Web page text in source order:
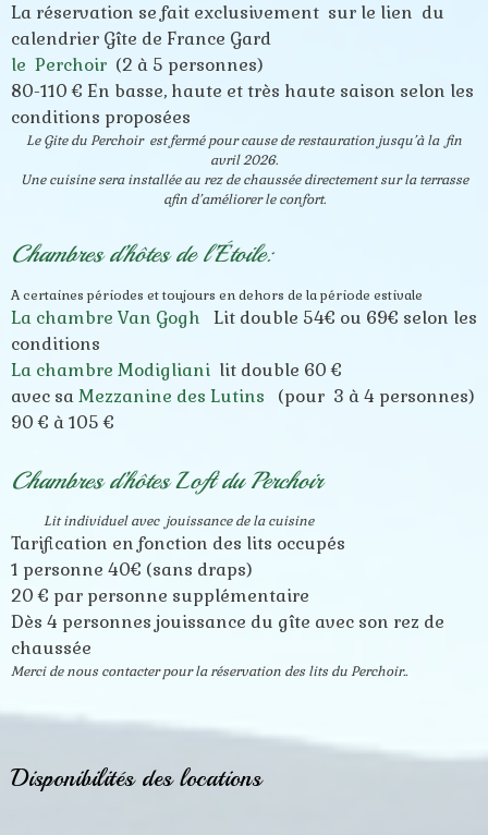
La réservation se fait exclusivement sur le lien du
calendrier Gîte de France Gard
le Perchoir (2 à 5 personnes)
80-110 € En basse, haute et très haute saison selon les
conditions proposées
Le Gite du Perchoir est fermé pour cause de restauration jusqu’à la fin
avril 2026.
Une cuisine sera installée au rez de chaussée directement sur la terrasse
afin d’améliorer le confort.
Chambres d’hôtes de l’Étoile:
A certaines périodes et toujours en dehors de la période estivale
La chambre Van Gogh
Lit double 54€ ou 69€ selon les
conditions
La chambre Modigliani lit double 60 €
avec saMezzanine des Lutins
(pour 3 à 4 personnes)
90 € à 105 €
Chambres d’hôtes Loft du Perchoir
Lit individuelavec jouissance de la cuisine
Tarification en fonction des lits occupés
1 personne 40€ (sans draps)
20 € par personne supplémentaire
Dès 4 personnes jouissance du gîte avec son rez de
chaussée
Merci de nous contacter pour la réservation des lits du Perchoir..
Disponibilités des locations